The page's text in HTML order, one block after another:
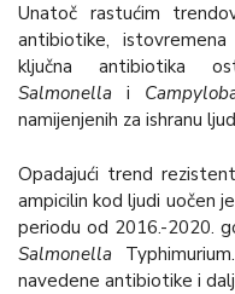
Unatoč rastućim
antibiotike,
ključna antibiotika
Salmonella i
namijenjenih za ishranu
Opadajući trend
ampicilin kod ljudi uočen
periodu od 2016.-2020.
Salmonella
navedene antibiotike i